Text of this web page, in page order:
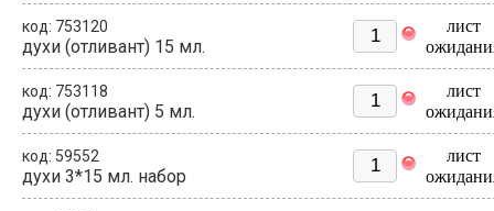
код: 753120
духи (отливант) 15 мл.
лист
код: 753118
духи (отливант) 5 мл.
лист
код: 59552
духи 3*15 мл. набор
лист